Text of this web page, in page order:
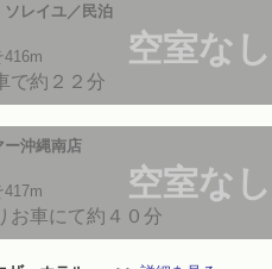
空室なし
レイユ／民泊
416m
で約２２分
空室なし
ー沖縄南店
417m
お車にて約４０分